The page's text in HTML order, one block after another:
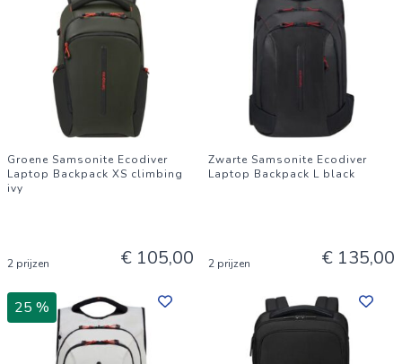
Groene Samsonite Ecodiver
Laptop Backpack XS climbing
ivy
2 prijzen € 105,00
Zwarte Samsonite Ecodiver
Laptop Backpack L black
2 prijzen € 135,00
25 %